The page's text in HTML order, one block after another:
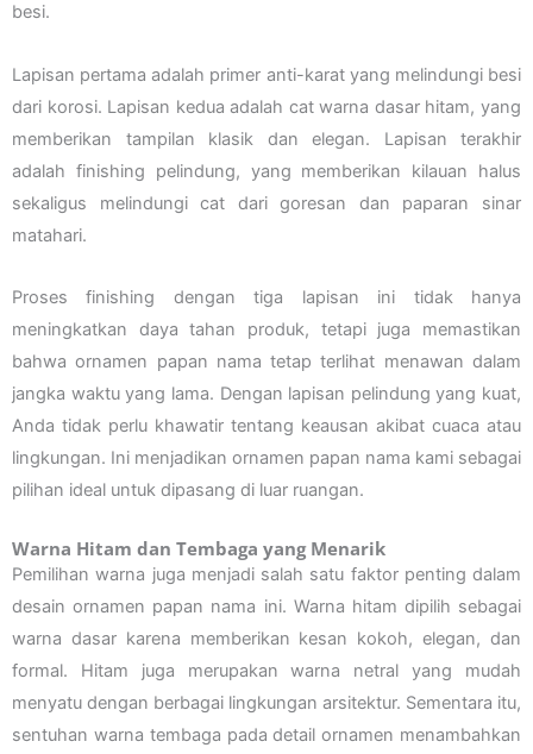
besi.
Lapisan pertama adalah primer anti-karat yang melindungi besi
dari korosi. Lapisan kedua adalah cat warna dasar hitam, yang
memberikan tampilan klasik dan elegan. Lapisan terakhir
adalah finishing pelindung, yang memberikan kilauan halus
sekaligus melindungi cat dari goresan dan paparan sinar
matahari.
Proses finishing dengan tiga lapisan ini tidak hanya
meningkatkan daya tahan produk, tetapi juga memastikan
bahwa ornamen papan nama tetap terlihat menawan dalam
jangka waktu yang lama. Dengan lapisan pelindung yang kuat,
Anda tidak perlu khawatir tentang keausan akibat cuaca atau
lingkungan. Ini menjadikan ornamen papan nama kami sebagai
pilihan ideal untuk dipasang di luar ruangan.
Warna Hitam dan Tembaga yang Menarik
Pemilihan warna juga menjadi salah satu faktor penting dalam
desain ornamen papan nama ini. Warna hitam dipilih sebagai
warna dasar karena memberikan kesan kokoh, elegan, dan
formal. Hitam juga merupakan warna netral yang mudah
menyatu dengan berbagai lingkungan arsitektur. Sementara itu,
sentuhan warna tembaga pada detail ornamen menambahkan